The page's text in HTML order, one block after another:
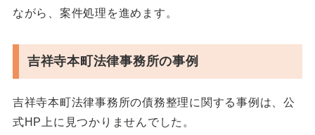
ながら、案件処理を進めます。
吉祥寺本町法律事務所の事例
吉祥寺本町法律事務所の債務整理に関する事例は、公
式HP上に見つかりませんでした。